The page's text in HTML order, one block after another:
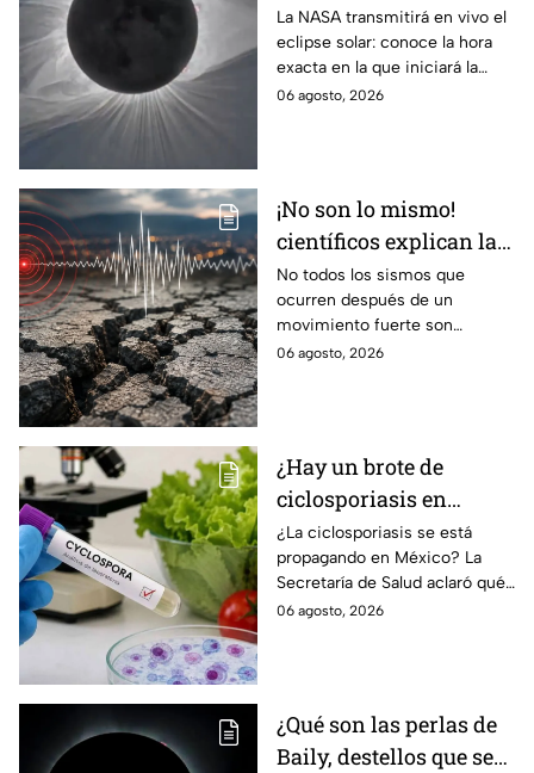
transmisión en vivo
del eclipse solar
La NASA transmitirá en vivo el
eclipse solar: conoce la hora
exacta en la que iniciará la
cobertura para no perderte de
06 agosto, 2026
¡No son lo mismo!
científicos explican las
diferencias entre
enjambre sísmico y
réplicas
No todos los sismos que
ocurren después de un
movimiento fuerte son
réplicas. Científicos explican
06 agosto, 2026
¿Hay un brote de
ciclosporiasis en
México? Salud rompe
el silencio tras 33 casos
detectados
¿La ciclosporiasis se está
propagando en México? La
Secretaría de Salud aclaró qué
ocurre tras la detección de 33
06 agosto, 2026
¿Qué son las perlas de
Baily, destellos que se